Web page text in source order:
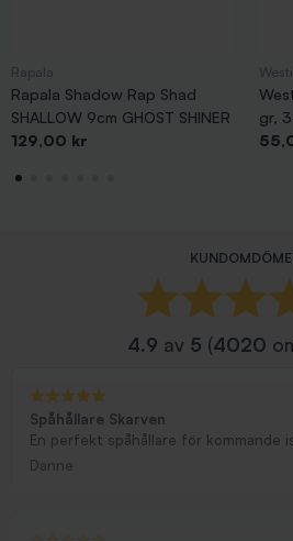
Rapala Shadow Rap Shad
SHALLOW 9cm GHOST SHINER
Pris
129,00 kr
gr,
Pris
4.9 av 5 (4020
Spåhållare Skarven
En perfekt spåhållare för kommande
Danne